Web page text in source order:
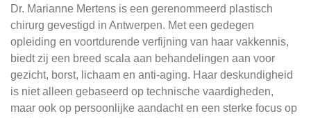
Dr. Marianne Mertens is een gerenommeerd plastisch
chirurg gevestigd in Antwerpen. Met een gedegen
opleiding en voortdurende verfijning van haar vakkennis,
biedt zij een breed scala aan behandelingen aan voor
gezicht, borst, lichaam en anti-aging. Haar deskundigheid
is niet alleen gebaseerd op technische vaardigheden,
maar ook op persoonlijke aandacht en een sterke focus op